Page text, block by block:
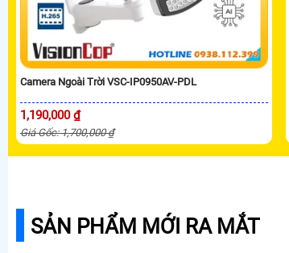
Camera Ngoài Trời VSC-IP0950AV-PDL
1,190,000 ₫
Giá Gốc: 1,700,000 ₫
SẢN PHẨM MỚI RA MẮT